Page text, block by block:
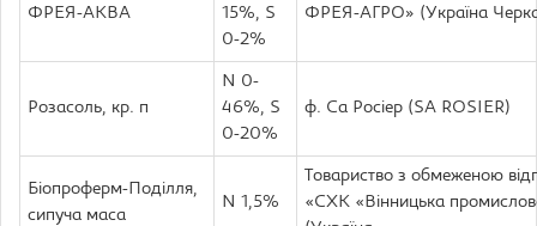
ФРЕЯ-АКВА
15%, S
0-2%
ФРЕЯ-АГРО» (Україна
Розасоль, кр. п
N 0-
46%, S
0-20%
ф. Са Росіер (SA ROSIER)
Біопроферм-Поділля,
сипуча маса
N 1,5%
Товариство з обмеженою
«СХК «Вінницька